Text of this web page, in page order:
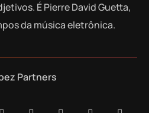
É Pierre David Guetta,
da música eletrônica.
Partners